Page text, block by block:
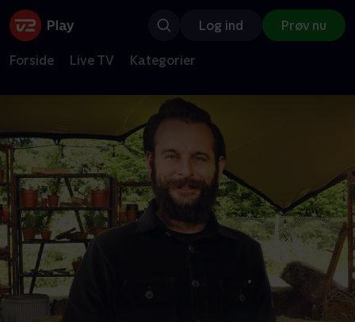
Log ind Prøv nu
Forside Live TV Kategorier